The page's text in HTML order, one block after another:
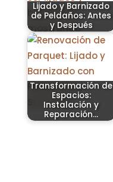
Lijado y Barnizado
de Peldaños: Antes
y Después
Transformación de
Espacios:
Instalación y
Reparación…